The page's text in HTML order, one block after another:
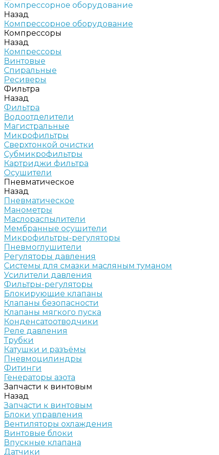
Компрессорное оборудование
Назад
Компрессорное оборудование
Компрессоры
Назад
Компрессоры
Винтовые
Спиральные
Ресиверы
Фильтра
Назад
Фильтра
Водоотделители
Магистральные
Микрофильтры
Сверхтонкой очистки
Субмикрофильтры
Картриджи фильтра
Осушители
Пневматическое
Назад
Пневматическое
Манометры
Маслораспылители
Мембранные осушители
Микрофильтры-регуляторы
Пневмоглушители
Регуляторы давления
Системы для смазки масляным туманом
Усилители давления
Фильтры-регуляторы
Блокирующие клапаны
Клапаны безопасности
Клапаны мягкого пуска
Конденсатоотводчики
Реле давления
Трубки
Катушки и разъёмы
Пневмоцилиндры
Фитинги
Генераторы азота
Запчасти к винтовым
Назад
Запчасти к винтовым
Блоки управления
Вентиляторы охлаждения
Винтовые блоки
Впускные клапана
Датчики